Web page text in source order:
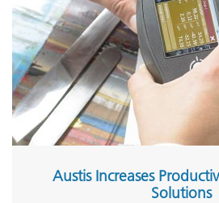
Austis Increases
Solutions